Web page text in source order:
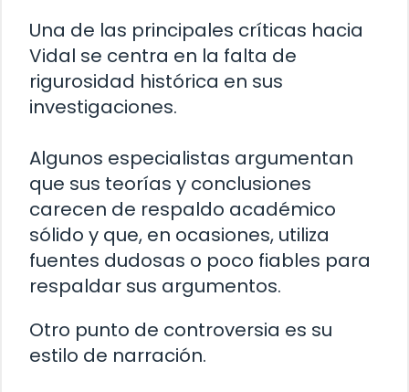
Una de las principales críticas hacia
Vidal se centra en la falta de
rigurosidad histórica en sus
investigaciones.
Algunos especialistas argumentan
que sus teorías y conclusiones
carecen de respaldo académico
sólido y que, en ocasiones, utiliza
fuentes dudosas o poco fiables para
respaldar sus argumentos.
Otro punto de controversia es su
estilo de narración.